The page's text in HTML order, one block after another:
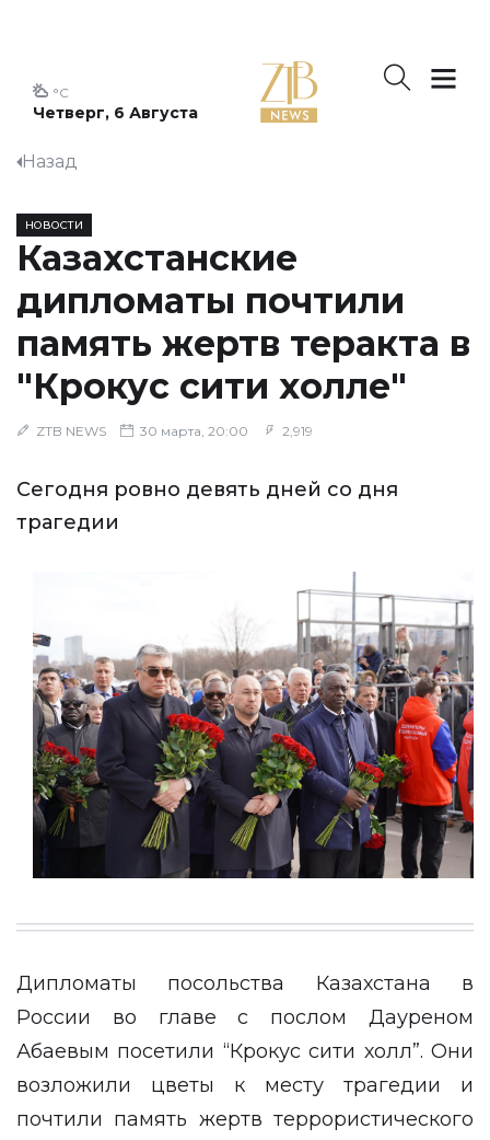
Четверг, 6 Августа
°C
Назад
НОВОСТИ
Казахстанские
дипломаты почтили
память жертв теракта в
"Крокус сити холле"
ZTB NEWS 30 марта, 20:00 2,919
Сегодня ровно девять дней со дня
трагедии
Дипломаты посольства Казахстана в
России во главе с послом Дауреном
Абаевым посетили “Крокус сити холл”. Они
возложили цветы к месту трагедии и
почтили память жертв террористического